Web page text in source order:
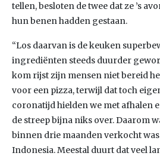
tellen, besloten de twee dat ze ’s
hun benen hadden gestaan.
“Los daarvan is de keuken
ingrediënten steeds duurder
kom rijst zijn mensen niet bereid
voor een pizza, terwijl dat toch
coronatijd hielden we met afhalen
de streep bijna niks over. Daarom
binnen drie maanden verkocht
Indonesia. Meestal duurt dat veel